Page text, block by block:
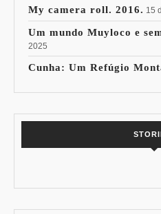
My camera roll. 2016. 15
Um mundo Muyloco e
2025
Cunha: Um Refúgio
15% de